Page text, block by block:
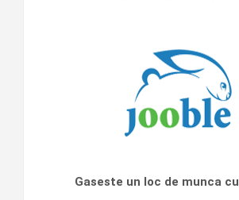
Gaseste un loc de munca cu